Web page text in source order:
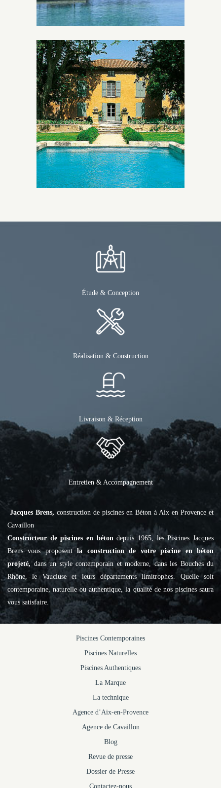
Étude & Conception
Réalisation & Construction
Livraison & Réception
Entretien & Accompagnement
Jacques Brens, construction de piscines en Béton à Aix en Provence et
Cavaillon
Constructeur de piscines en bétondepuis 1965, les Piscines Jacques
Brens vous proposentla construction de votre piscine en béton
projeté, dans un style contemporain et moderne, dans les Bouches du
Rhône, le Vaucluse et leurs départements limitrophes. Quelle soit
contemporaine, naturelle ou authentique, la qualité de nos piscines saura
vous satisfaire.
Piscines Contemporaines
Piscines Naturelles
Piscines Authentiques
La Marque
La technique
Agence d’Aix-en-Provence
Agence de Cavaillon
Blog
Revue de presse
Dossier de Presse
Contactez-nous